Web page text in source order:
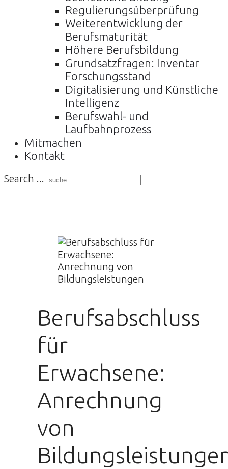
Regulierungsüberprüfung
Weiterentwicklung der
Berufsmaturität
Höhere Berufsbildung
Grundsatzfragen: Inventar
Forschungsstand
Digitalisierung und Künstliche
Intelligenz
Berufswahl- und
Laufbahnprozess
Mitmachen
Kontakt
Search ...
Berufsabschluss
für
Erwachsene:
Anrechnung
von